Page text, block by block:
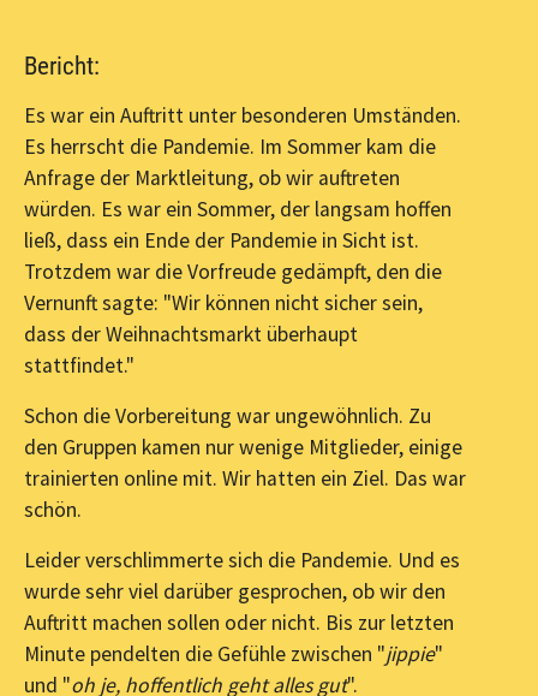
Bericht:
Es war ein Auftritt unter besonderen Umständen.
Es herrscht die Pandemie. Im Sommer kam die
Anfrage der Marktleitung, ob wir auftreten
würden. Es war ein Sommer, der langsam hoffen
ließ, dass ein Ende der Pandemie in Sicht ist.
Trotzdem war die Vorfreude gedämpft, den die
Vernunft sagte: "Wir können nicht sicher sein,
dass der Weihnachtsmarkt überhaupt
stattfindet."
Schon die Vorbereitung war ungewöhnlich. Zu
den Gruppen kamen nur wenige Mitglieder, einige
trainierten online mit. Wir hatten ein Ziel. Das war
schön.
Leider verschlimmerte sich die Pandemie. Und es
wurde sehr viel darüber gesprochen, ob wir den
Auftritt machen sollen oder nicht. Bis zur letzten
Minute pendelten die Gefühle zwischen "jippie"
und "oh je, hoffentlich geht alles gut".